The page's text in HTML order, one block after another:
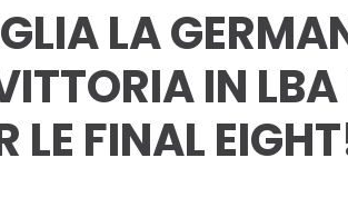
LA
IN LBA
LE FINAL